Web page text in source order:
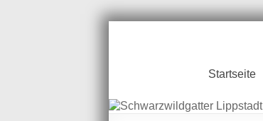
Lippstadt
Startseite